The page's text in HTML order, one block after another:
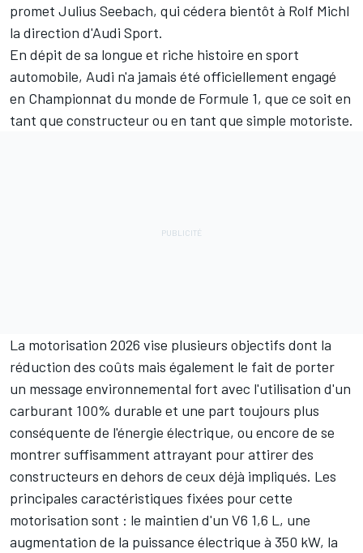
promet Julius Seebach, qui cédera bientôt à Rolf Michl
la direction d'Audi Sport.
En dépit de sa longue et riche histoire en sport
automobile, Audi n'a jamais été officiellement engagé
en Championnat du monde de Formule 1, que ce soit en
tant que constructeur ou en tant que simple motoriste.
La motorisation 2026 vise plusieurs objectifs dont la
réduction des coûts mais également le fait de porter
un message environnemental fort avec l'utilisation d'un
carburant 100% durable et une part toujours plus
conséquente de l'énergie électrique, ou encore de se
montrer suffisamment attrayant pour attirer des
constructeurs en dehors de ceux déjà impliqués. Les
principales caractéristiques fixées pour cette
motorisation sont : le maintien d'un V6 1,6 L, une
augmentation de la puissance électrique à 350 kW, la